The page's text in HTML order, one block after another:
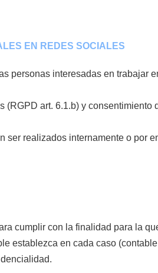
EN REDES SOCIALES
personas interesadas en trabajar
art. 6.1.b) y
realizados internamente o por
cumplir con la finalidad para la
establezca en cada caso